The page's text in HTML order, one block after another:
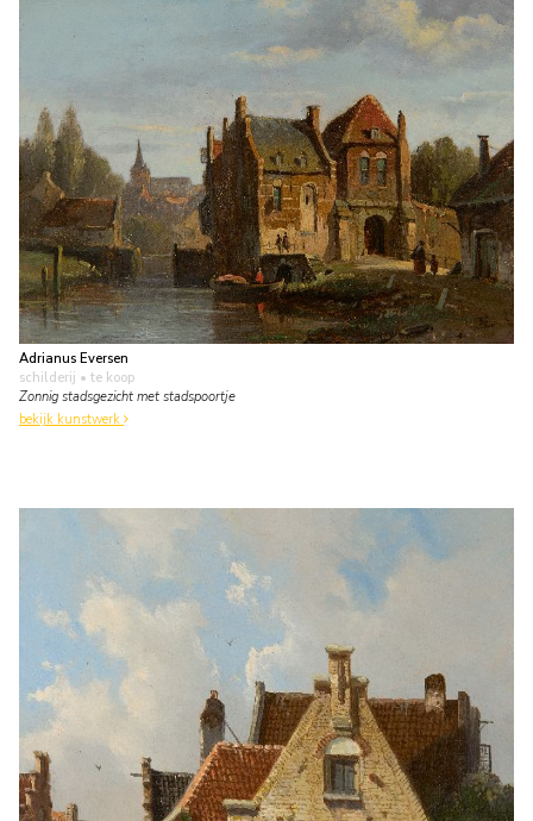
Adrianus Eversen
schilderij • te koop
Zonnig stadsgezicht met stadspoortje
bekijk kunstwerk